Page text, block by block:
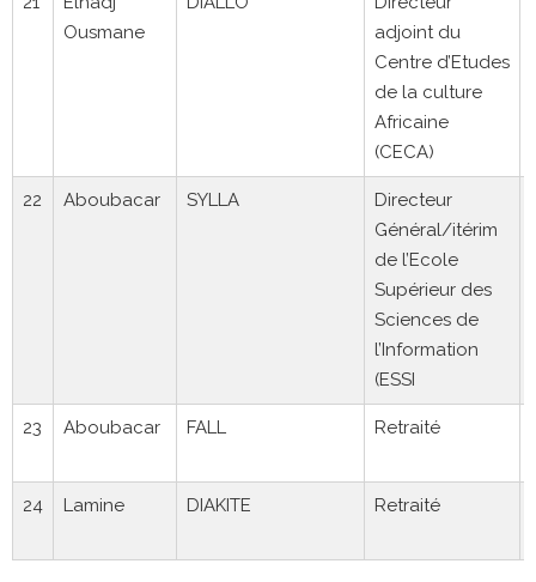
Ousmane
adjoint du
Centre d’Etudes
de la culture
Africaine
(CECA)
22 Aboubacar SYLLA
Directeur
Général/itérim
de l’Ecole
Supérieur des
Sciences de
l’Information
(ESSI
23 Aboubacar FALL Retraité
24 Lamine DIAKITE Retraité